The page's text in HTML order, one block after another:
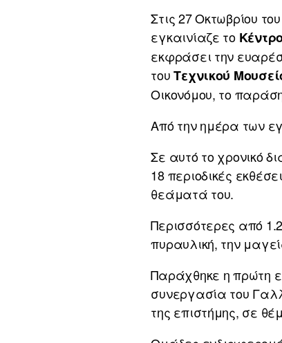
Στις 27 Οκτωβρίου
εγκαινίαζε το
εκφράσει την
τουΤεχνικού
Οικονόμου, το
Από την ημέρα των
Σε αυτό το χρονικό
18 περιοδικές
θεάματά του.
Περισσότερες από
πυραυλική, την
Παράχθηκε η πρώτη
συνεργασία του
της επιστήμης, σε